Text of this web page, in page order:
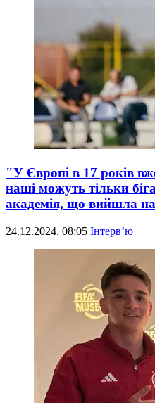
"У Європі в 17 років
наші можуть тільки
академія, що вийшла
24.12.2024, 08:05 Інтерв’ю